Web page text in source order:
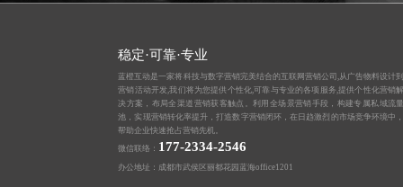
稳定·可靠·专业
蓝橙互动是一家将科技与数字营销完美结合的互联网营销公司,从 广告物料设计
营销活动开发,我们将为您提供个性化,可靠与专业的各项服务,提供个性化营销
决方案，布局全渠道营销获客触点。利用全场景营销手段，构建专属私域流
池，实现营销转化率提升，打造数字营销闭环，在日趋激烈的市场竞争环境中
帮助企业快速抢占营销先机。
微信联络： 177-2334-2546
办公地址：成都市武侯区丽都花园蓝海office1201